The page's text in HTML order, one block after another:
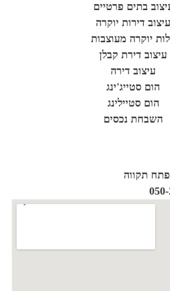
בתים פרטיים
עיצוב דירות יוקרה
יוקרה מעוצבות
עיצוב דירת קבלן
עיצוב דירה
הום סטייג'ינג
הום סטיילינג
השבחת נכסים